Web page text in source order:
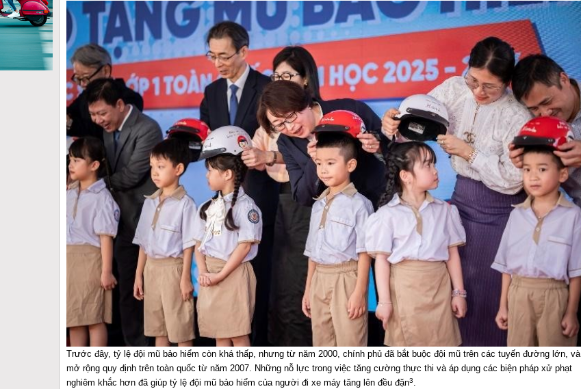
Trước đây, tỷ lệ đội mũ bảo hiểm còn khá thấp, nhưng từ năm 2000, chính phủ đã bắt buộc đội mũ trên các tuyến đường lớn, và
mở rộng quy định trên toàn quốc từ năm 2007. Những nỗ lực trong việc tăng cường thực thi và áp dụng các biện pháp xử phạt
nghiêm khắc hơn đã giúp tỷ lệ đội mũ bảo hiểm của người đi xe máy tăng lên đều đặn3.